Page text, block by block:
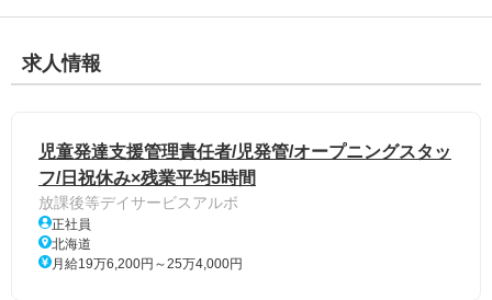
求人情報
児童発達支援管理責任者/児発管/オープニングスタッ
フ/日祝休み×残業平均5時間
放課後等デイサービスアルボ
正社員
北海道
月給19万6,200円～25万4,000円